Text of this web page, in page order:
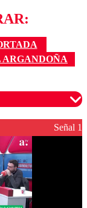
ARGANDOÑA
un
Señal 1